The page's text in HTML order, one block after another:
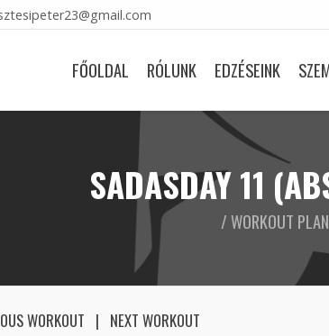
FŐOLDAL RÓLUNK EDZÉSEINK
SADASDAY 11
/ WORKOUT PLAN
WORKOUT NEXT WORKOUT